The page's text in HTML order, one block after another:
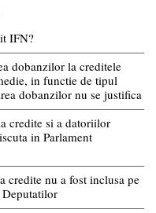
IFN?
dobanzilor la creditele
in functie de tipul
dobanzilor nu se justifica
credite si a datoriilor
in Parlament
credite nu a fost inclusa pe